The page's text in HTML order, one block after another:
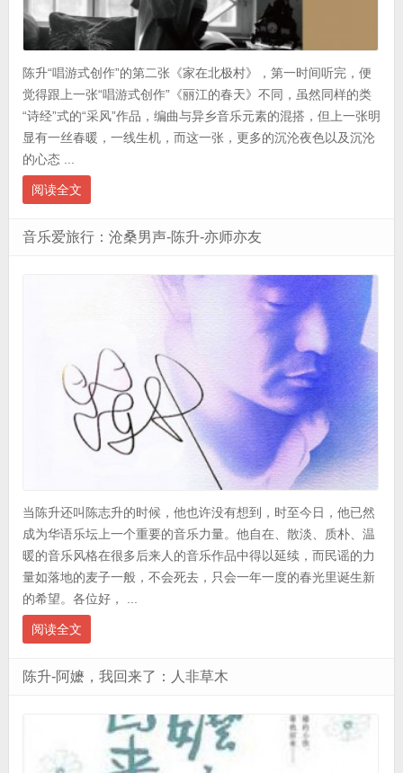
陈升“唱游式创作”的第二张《家在北极村》，第一时间听完，便
觉得跟上一张“唱游式创作”《丽江的春天》不同，虽然同样的类
“诗经”式的“采风”作品，编曲与异乡音乐元素的混搭，但上一张明
显有一丝春暖，一线生机，而这一张，更多的沉沦夜色以及沉沦
的心态 ...
阅读全文
音乐爱旅行：沧桑男声-陈升-亦师亦友
当陈升还叫陈志升的时候，他也许没有想到，时至今日，他已然
成为华语乐坛上一个重要的音乐力量。他自在、散淡、质朴、温
暖的音乐风格在很多后来人的音乐作品中得以延续，而民谣的力
量如落地的麦子一般，不会死去，只会一年一度的春光里诞生新
的希望。各位好， ...
阅读全文
陈升-阿嬷，我回来了：人非草木